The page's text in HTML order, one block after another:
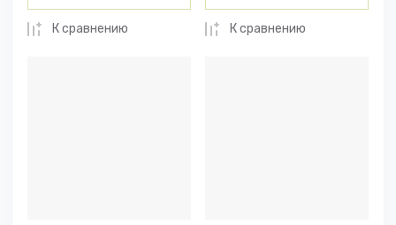
К сравнению К сравнению